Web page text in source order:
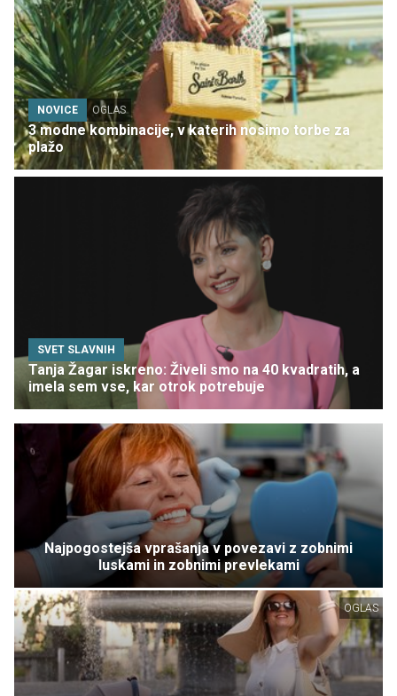
NOVICE OGLAS
3 modne kombinacije, v katerih nosimo torbe za
plažo
SVET SLAVNIH
Tanja Žagar iskreno: Živeli smo na 40 kvadratih, a
imela sem vse, kar otrok potrebuje
Najpogostejša vprašanja v povezavi z zobnimi
luskami in zobnimi prevlekami
OGLAS